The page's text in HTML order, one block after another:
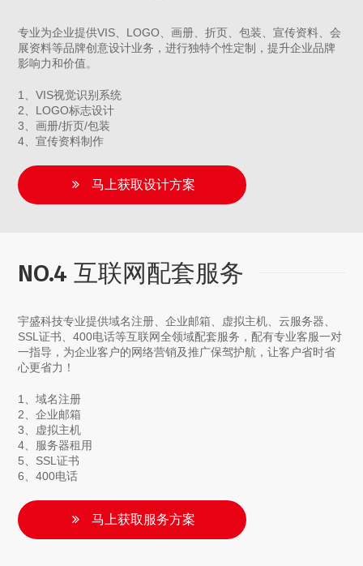
专业为企业提供VIS、LOGO、画册、折页、包装、宣传资料、会
展资料等品牌创意设计业务，进行独特个性定制，提升企业品牌
影响力和价值。
1、VIS视觉识别系统
2、LOGO标志设计
3、画册/折页/包装
4、宣传资料制作
马上获取设计方案
NO.4 互联网配套服务
宇盛科技专业提供域名注册、企业邮箱、虚拟主机、云服务器、
SSL证书、400电话等互联网全领域配套服务，配有专业客服一对
一指导，为企业客户的网络营销及推广保驾护航，让客户省时省
心更省力！
1、域名注册
2、企业邮箱
3、虚拟主机
4、服务器租用
5、SSL证书
6、400电话
马上获取服务方案